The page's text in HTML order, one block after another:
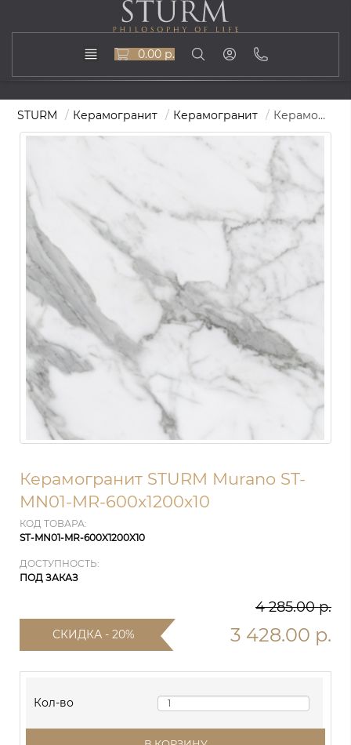
0.00 р.
STURM Керамогранит Керамогранит Керамогранит STURM Murano, керамогранит, 60х120 см, поверхность матовая, ST-MN01-MR-600x1200x10
Керамогранит STURM Murano ST-
MN01-MR-600x1200x10
КОД ТОВАРА:
ST-MN01-MR-600X1200X10
ДОСТУПНОСТЬ:
ПОД ЗАКАЗ
4 285.00 р.
СКИДКА - 20% 3 428.00 р.
Кол-во